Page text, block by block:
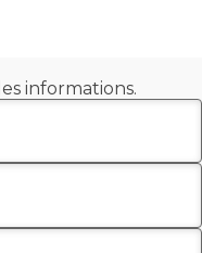
informations.